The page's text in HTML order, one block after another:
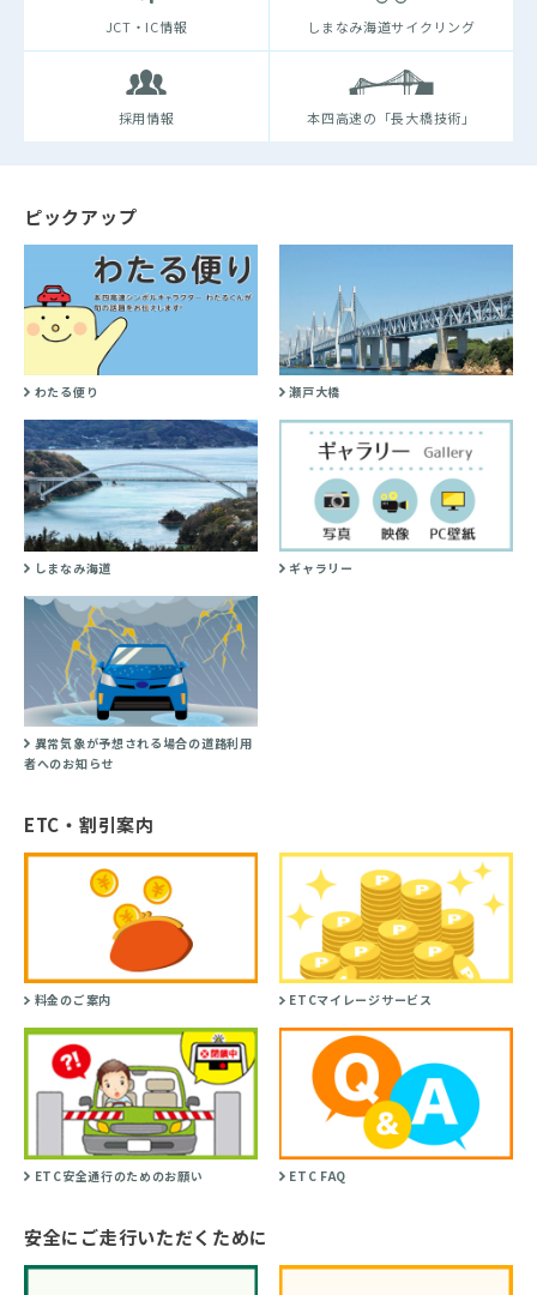
JCT・IC情報 しまなみ海道サイクリング
採用情報 本四高速の「長大橋技術」
ピックアップ
わたる便り 瀬戸大橋
しまなみ海道 ギャラリー
異常気象が予想される場合の道路利用
者へのお知らせ
ETC・割引案内
料金のご案内 ETCマイレージサービス
ETC安全通行のためのお願い ETC FAQ
安全にご走行いただくために